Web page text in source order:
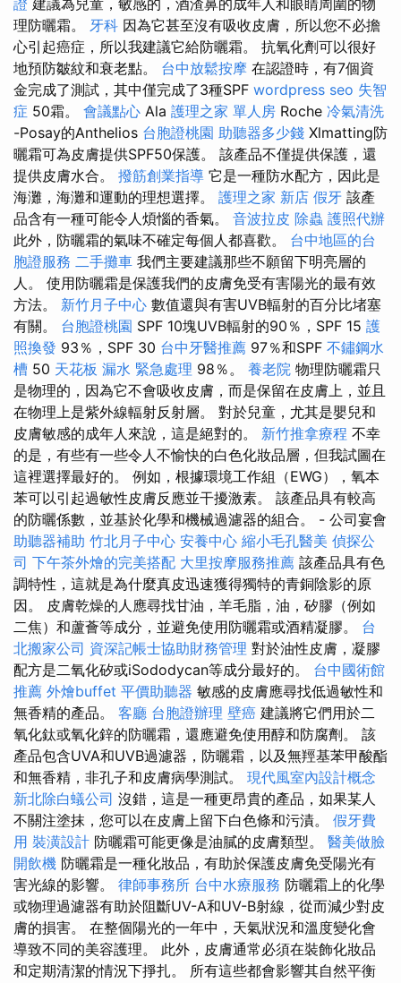
證 建議為兒童，敏感的，酒渣鼻的成年人和眼睛周圍的物
理防曬霜。 牙科 因為它甚至沒有吸收皮膚，所以您不必擔
心引起癌症，所以我建議它給防曬霜。 抗氧化劑可以很好
地預防皺紋和衰老點。 台中放鬆按摩 在認證時，有7個資
金完成了測試，其中僅完成了3種SPF wordpress seo 失智
症 50霜。 會議點心 Ala 護理之家 單人房 Roche 冷氣清洗
-Posay的Anthelios 台胞證桃園 助聽器多少錢 Xlmatting防
曬霜可為皮膚提供SPF50保護。 該產品不僅提供保護，還
提供皮膚水合。 撥筋創業指導 它是一種防水配方，因此是
海灘，海灘和運動的理想選擇。 護理之家 新店 假牙 該產
品含有一種可能令人煩惱的香氣。 音波拉皮 除蟲 護照代辦
此外，防曬霜的氣味不確定每個人都喜歡。 台中地區的台
胞證服務 二手攤車 我們主要建議那些不願留下明亮層的
人。 使用防曬霜是保護我們的皮膚免受有害陽光的最有效
方法。 新竹月子中心 數值還與有害UVB輻射的百分比堵塞
有關。 台胞證桃園 SPF 10塊UVB輻射的90％，SPF 15 護
照換發 93％，SPF 30 台中牙醫推薦 97％和SPF 不鏽鋼水
槽 50 天花板 漏水 緊急處理 98％。 養老院 物理防曬霜只
是物理的，因為它不會吸收皮膚，而是保留在皮膚上，並且
在物理上是紫外線輻射反射層。 對於兒童，尤其是嬰兒和
皮膚敏感的成年人來說，這是絕對的。 新竹推拿療程 不幸
的是，有些有一些令人不愉快的白色化妝品層，但我試圖在
這裡選擇最好的。 例如，根據環境工作組（EWG），氧本
苯可以引起過敏性皮膚反應並干擾激素。 該產品具有較高
的防曬係數，並基於化學和機械過濾器的組合。 - 公司宴會
助聽器補助 竹北月子中心 安養中心 縮小毛孔醫美 偵探公
司 下午茶外燴的完美搭配 大里按摩服務推薦 該產品具有色
調特性，這就是為什麼真皮迅速獲得獨特的青銅陰影的原
因。 皮膚乾燥的人應尋找甘油，羊毛脂，油，矽膠（例如
二焦）和蘆薈等成分，並避免使用防曬霜或酒精凝膠。 台
北搬家公司 資深記帳士協助財務管理 對於油性皮膚，凝膠
配方是二氧化矽或iSododycan等成分最好的。 台中國術館
推薦 外燴buffet 平價助聽器 敏感的皮膚應尋找低過敏性和
無香精的產品。 客廳 台胞證辦理 壁癌 建議將它們用於二
氧化鈦或氧化鋅的防曬霜，還應避免使用醇和防腐劑。 該
產品包含UVA和UVB過濾器，防曬霜，以及無羥基苯甲酸酯
和無香精，非孔子和皮膚病學測試。 現代風室內設計概念
新北除白蟻公司 沒錯，這是一種更昂貴的產品，如果某人
不關注塗抹，您可以在皮膚上留下白色條和污漬。 假牙費
用 裝潢設計 防曬霜可能更像是油膩的皮膚類型。 醫美做臉
開飲機 防曬霜是一種化妝品，有助於保護皮膚免受陽光有
害光線的影響。 律師事務所 台中水療服務 防曬霜上的化學
或物理過濾器有助於阻斷​​UV-A和UV-B射線，從而減少對皮
膚的損害。 在整個陽光的一年中，天氣狀況和溫度變化會
導致不同的美容護理。 此外，皮膚通常必須在裝飾化妝品
和定期清潔的情況下掙扎。 所有這些都會影響其自然平衡